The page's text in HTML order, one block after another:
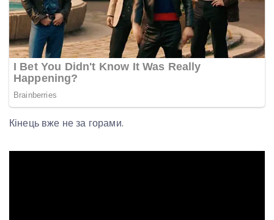
Кінець вже не за горами.